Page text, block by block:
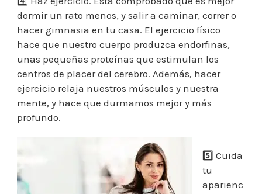
dormir un rato menos, y salir a caminar, correr o
hacer gimnasia en tu casa. El ejercicio físico
hace que nuestro cuerpo produzca endorfinas,
unas pequeñas proteínas que estimulan los
centros de placer del cerebro. Además, hacer
ejercicio relaja nuestros músculos y nuestra
mente, y hace que durmamos mejor y más
profundo.
5️⃣ Cuida
tu
aparienc